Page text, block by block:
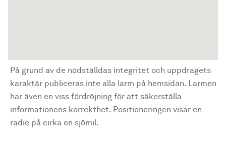
På grund av de nödställdas integritet och uppdragets
karaktär publiceras inte alla larm på hemsidan. Larmen
har även en viss fördröjning för att säkerställa
informationens korrekthet. Positioneringen visar en
radie på cirka en sjömil.